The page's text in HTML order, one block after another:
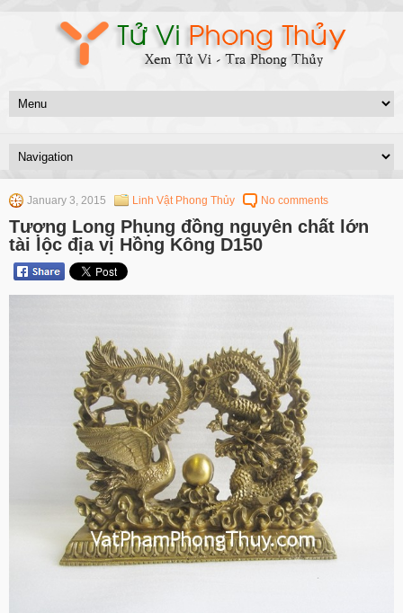
January 3, 2015 Linh Vật Phong Thủy No comments
Tượng Long Phụng đồng nguyên chất lớn
tài lộc địa vị Hồng Kông D150